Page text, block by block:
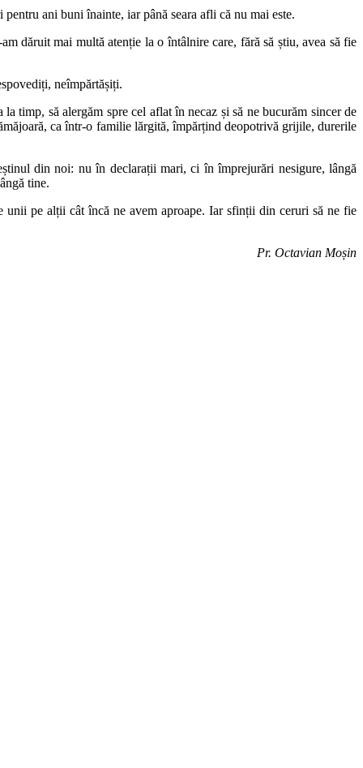
ani buni înainte, iar până seara afli că nu mai este.
dăruit mai multă atenție la o întâlnire care, fără să știu, avea să fie
neîmpărtășiți.
timp, să alergăm spre cel aflat în necaz și să ne bucurăm sincer de
ca într-o familie lărgită, împărțind deopotrivă grijile, durerile
din noi: nu în declarații mari, ci în împrejurări nesigure, lângă
tine.
unii pe alții cât încă ne avem aproape. Iar sfinții din ceruri să ne fie
Pr. Octavian Moșin